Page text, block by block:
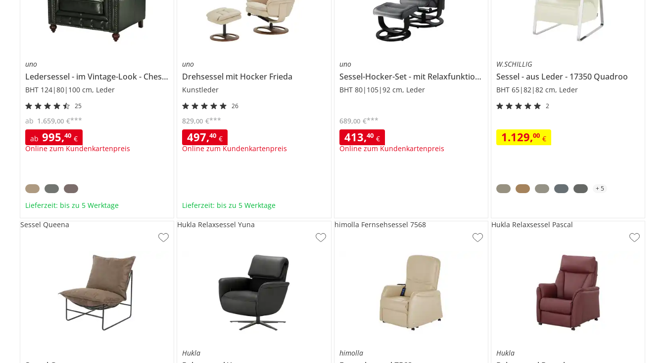
uno
Ledersessel im Vintage-Look Chesterfield
BHT 124|80|100 cm, Leder
25
ab 995,40 €
Online zum Kundenkartenpreis
ab 1.659,00 €***
Lieferzeit: bis zu 5 Werktage
uno
Drehsessel mit Hocker Frieda
Kunstleder
26
497,40 €
Online zum Kundenkartenpreis
829,00 €***
Lieferzeit: bis zu 5 Werktage
uno
Sessel-Hocker-Set mit Relaxfunktion Ben
BHT 80|105|92 cm, Leder
413,40 €
Online zum Kundenkartenpreis
689,00 €***
W.SCHILLIG
Sessel aus Leder 17350 Quadroo
BHT 65|82|82 cm, Leder
2
1.129,00 €
+5
Sessel Queena
Hukla
Hukla Relaxsessel Yuna
himolla
himolla Fernsehsessel 7568
Hukla
Hukla Relaxsessel Pascal